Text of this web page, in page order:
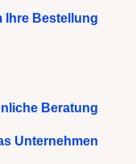
Ihre Bestellung
Beratung
Unternehmen